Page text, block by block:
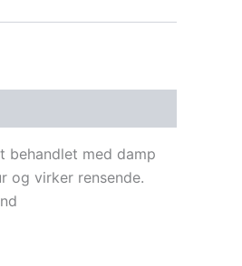
behandlet med damp
og virker rensende.